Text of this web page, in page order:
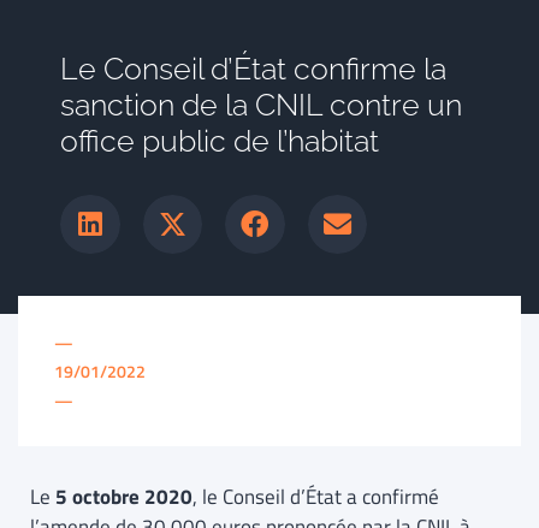
Le Conseil d’État confirme la
sanction de la CNIL contre un
office public de l’habitat
—
19/01/2022
—
Le 5 octobre 2020, le Conseil d’État a confirmé